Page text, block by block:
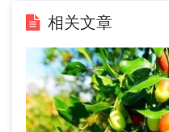
相关文章